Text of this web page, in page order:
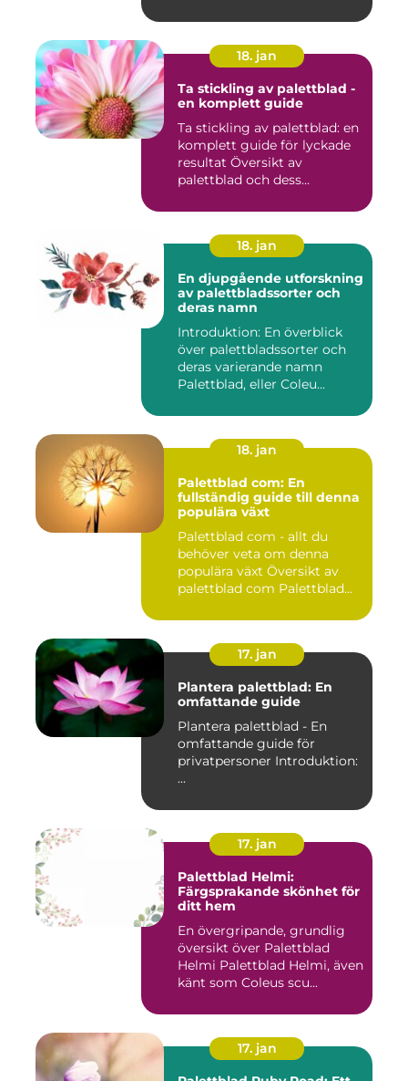
18. jan
Ta stickling av palettblad -
en komplett guide
Ta stickling av palettblad: en
komplett guide för lyckade
resultat Översikt av
palettblad och dess...
18. jan
En djupgående utforskning
av palettbladssorter och
deras namn
Introduktion: En överblick
över palettbladssorter och
deras varierande namn
Palettblad, eller Coleu...
18. jan
Palettblad com: En
fullständig guide till denna
populära växt
Palettblad com - allt du
behöver veta om denna
populära växt Översikt av
palettblad com Palettblad...
17. jan
Plantera palettblad: En
omfattande guide
Plantera palettblad - En
omfattande guide för
privatpersoner Introduktion:
...
17. jan
Palettblad Helmi:
Färgsprakande skönhet för
ditt hem
En övergripande, grundlig
översikt över Palettblad
Helmi Palettblad Helmi, även
känt som Coleus scu...
17. jan